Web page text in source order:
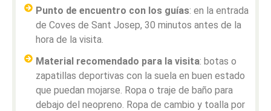
Punto de encuentro con los guías: en la entrada
de Coves de Sant Josep, 30 minutos antes de la
hora de la visita.
Material recomendado para la visita: botas o
zapatillas deportivas con la suela en buen estado
que puedan mojarse. Ropa o traje de baño para
debajo del neopreno. Ropa de cambio y toalla por